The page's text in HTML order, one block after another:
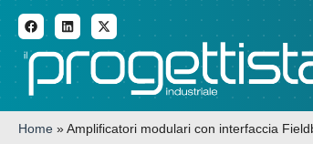
ADDITIVE
Home » Amplificatori modulari con interfaccia